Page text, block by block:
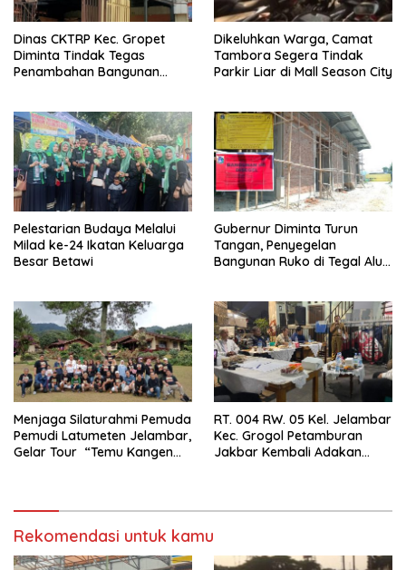
Dinas CKTRP Kec. Gropet
Diminta Tindak Tegas
Penambahan Bangunan
Dikeluhkan Warga, Camat
Tambora Segera Tindak
Parkir Liar di Mall Season City
Pelestarian Budaya Melalui
Milad ke-24 Ikatan Keluarga
Besar Betawi
Gubernur Diminta Turun
Tangan, Penyegelan
Bangunan Ruko di Tegal Alur
Menjaga Silaturahmi Pemuda
Pemudi Latumeten Jelambar,
Gelar Tour “Temu Kangen
RT. 004 RW. 05 Kel. Jelambar
Kec. Grogol Petamburan
Jakbar Kembali Adakan
Rekomendasi untuk kamu